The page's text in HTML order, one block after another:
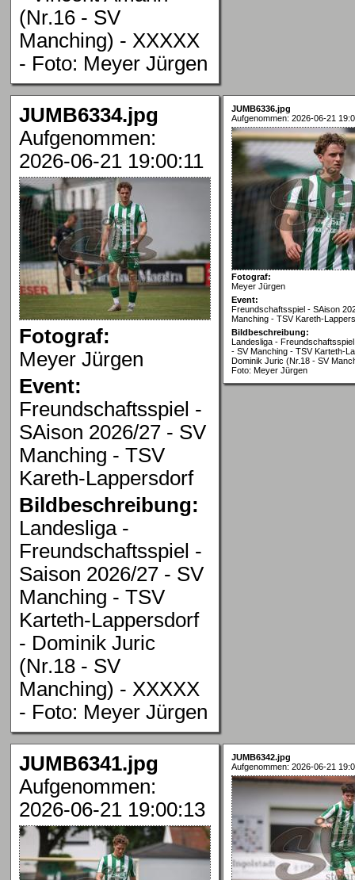
(Nr.16 - SV
Manching) - XXXXX
- Foto: Meyer Jürgen
JUMB6334.jpg
Aufgenommen:
2026-06-21 19:00:11
Fotograf:
Meyer Jürgen
Event:
Freundschaftsspiel -
SAison 2026/27 - SV
Manching - TSV
Kareth-Lappersdorf
Bildbeschreibung:
Landesliga -
Freundschaftsspiel -
Saison 2026/27 - SV
Manching - TSV
Karteth-Lappersdorf
- Dominik Juric
(Nr.18 - SV
Manching) - XXXXX
- Foto: Meyer Jürgen
JUMB6336.jpg
Aufgenommen: 2026-06-21
Fotograf:
Meyer Jürgen
Event:
Freundschaftsspiel - SAison
Manching - TSV Kareth-
Bildbeschreibung:
Landesliga -
- SV Manching - TSV Karteth-
Dominik Juric (Nr.18 - SV
Foto: Meyer Jürgen
JUMB6341.jpg
Aufgenommen:
2026-06-21 19:00:13
JUMB6342.jpg
Aufgenommen: 2026-06-21